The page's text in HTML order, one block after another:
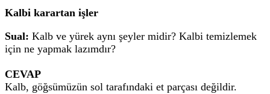
Kalbi karartan işler
Sual: Kalb ve yürek aynı şeyler midir? Kalbi temizlemek
için ne yapmak lazımdır?
CEVAP
Kalb, göğsümüzün sol tarafındaki et parçası değildir.